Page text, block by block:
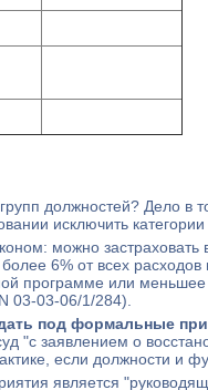
должностей? Дело в
исключить
можно
6% от всех расходов
программе или
03-03-06/1/284).
под формальные
"с заявлением о
если должности и
является